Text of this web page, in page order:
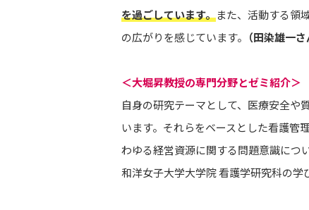
を過ごしています。また、活動する領
の広がりを感じています。 （田染雄一さ
＜大堀昇教授の専門分野とゼミ紹介＞
自身の研究テーマとして、医療安全や
います。それらをベースとした看護管
わゆる経営資源に関する問題意識につ
和洋女子大学大学院 看護学研究科の学